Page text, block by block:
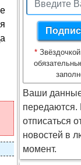
*
Ваши
отписаться
новостей в
момент.